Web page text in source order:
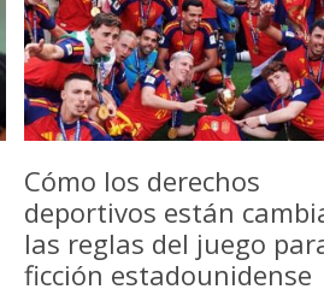
Cómo los derechos
deportivos están
las reglas del juego
ficción estadounidense